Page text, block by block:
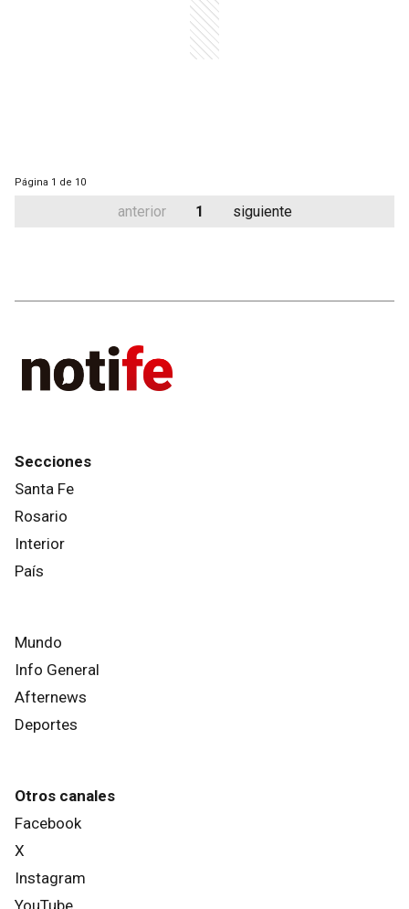
Página 1 de 10
anterior 1 siguiente
Secciones
Santa Fe
Rosario
Interior
País
Mundo
Info General
Afternews
Deportes
Otros canales
Facebook
X
Instagram
YouTube